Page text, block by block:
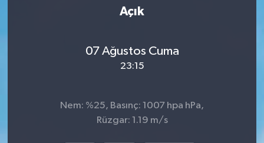
Açık
07 Ağustos Cuma
23:15
Nem: %25, Basınç: 1007 hpa hPa,
Rüzgar: 1.19 m/s